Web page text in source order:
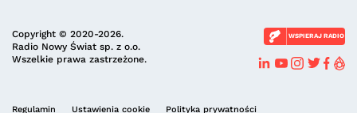
Copyright © 2020-2026.
Radio Nowy Świat sp. z o.o.
Wszelkie prawa zastrzeżone.
WSPIERAJ RADIO
Regulamin Ustawienia cookie Polityka prywatności